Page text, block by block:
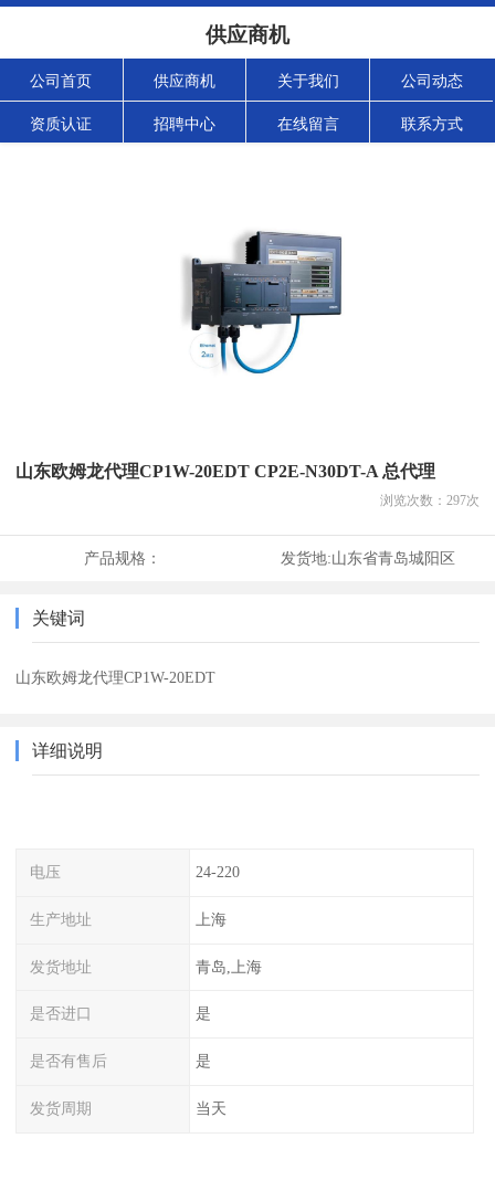
供应商机
公司首页 供应商机 关于我们 公司动态
资质认证 招聘中心 在线留言 联系方式
山东欧姆龙代理CP1W-20EDT CP2E-N30DT-A 总代理
浏览次数： 297次
产品规格： 发货地:山东省青岛城阳区
关键词
山东欧姆龙代理CP1W-20EDT
详细说明
电压 24-220
生产地址 上海
发货地址 青岛,上海
是否进口 是
是否有售后 是
发货周期 当天